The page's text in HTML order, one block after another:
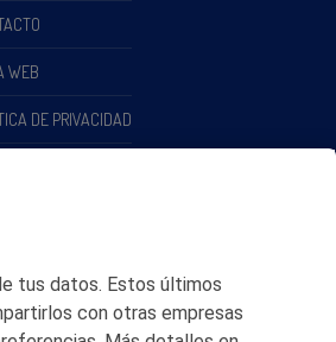
WEB
DE PRIVACIDAD
tus datos. Estos últimos
con otras empresas